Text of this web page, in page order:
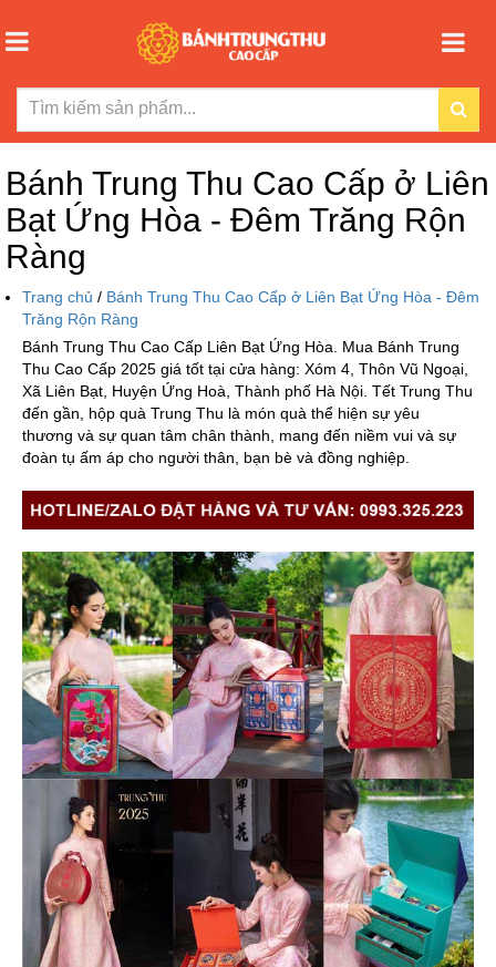
Bánh Trung Thu Cao Cấp ở Liên
Bạt Ứng Hòa - Đêm Trăng Rộn
Ràng
Trang chủ / Bánh Trung Thu Cao Cấp ở Liên Bạt Ứng Hòa - Đêm
Trăng Rộn Ràng
Bánh Trung Thu Cao Cấp Liên Bạt Ứng Hòa. Mua Bánh Trung
Thu Cao Cấp 2025 giá tốt tại cửa hàng: Xóm 4, Thôn Vũ Ngoại,
Xã Liên Bạt, Huyện Ứng Hoà, Thành phố Hà Nội. Tết Trung Thu
đến gần, hộp quà Trung Thu là món quà thể hiện sự yêu
thương và sự quan tâm chân thành, mang đến niềm vui và sự
đoàn tụ ấm áp cho người thân, bạn bè và đồng nghiệp.